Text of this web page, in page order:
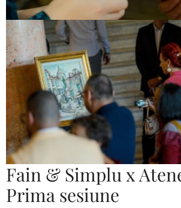
Fain & Simplu x
Prima sesiune